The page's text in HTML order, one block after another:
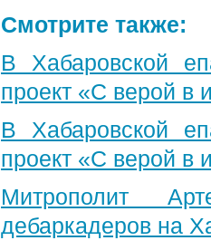
Смотрите также:
В Хабаровской
проект «С верой в
В Хабаровской
проект «С верой в
Митрополит
дебаркадеров на